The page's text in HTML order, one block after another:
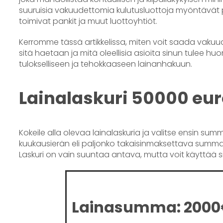
suuruisia vakuudettomia kulutusluottoja myöntävät
toimivat pankit ja muut luottoyhtiöt.
Kerromme tässä artikkelissa, miten voit saada
sitä haetaan ja mitä oleellisia asioita sinun tulee
tulokselliseen ja tehokkaaseen lainanhakuun.
Lainalaskuri 50000
Kokeile alla olevaa lainalaskuria ja valitse ensin
kuukausierän eli paljonko takaisinmaksettava
Laskuri on vain suuntaa antava, mutta voit
Lainasumma:2000